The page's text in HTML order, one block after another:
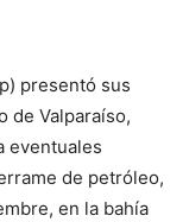
presentó sus
de Valparaíso,
eventuales
de petróleo,
en la bahía